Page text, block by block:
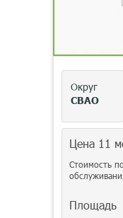
Округ
СВАО
Цена 11
Стоимость
Площадь